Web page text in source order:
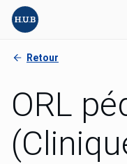
Retour
ORL